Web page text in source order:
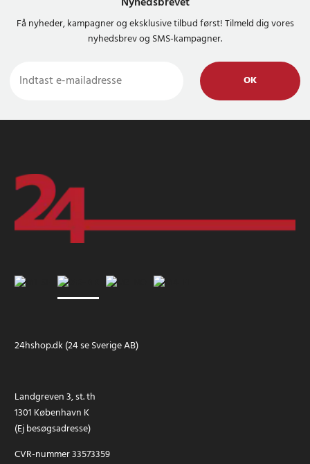
Få nyheder, kampagner og eksklusive tilbud først! Tilmeld dig vores
nyhedsbrev og SMS-kampagner.
OK
24hshop.dk (24 se Sverige AB)
Landgreven 3, st. th
1301 København K
(Ej besøgsadresse)
CVR-nummer 33573359